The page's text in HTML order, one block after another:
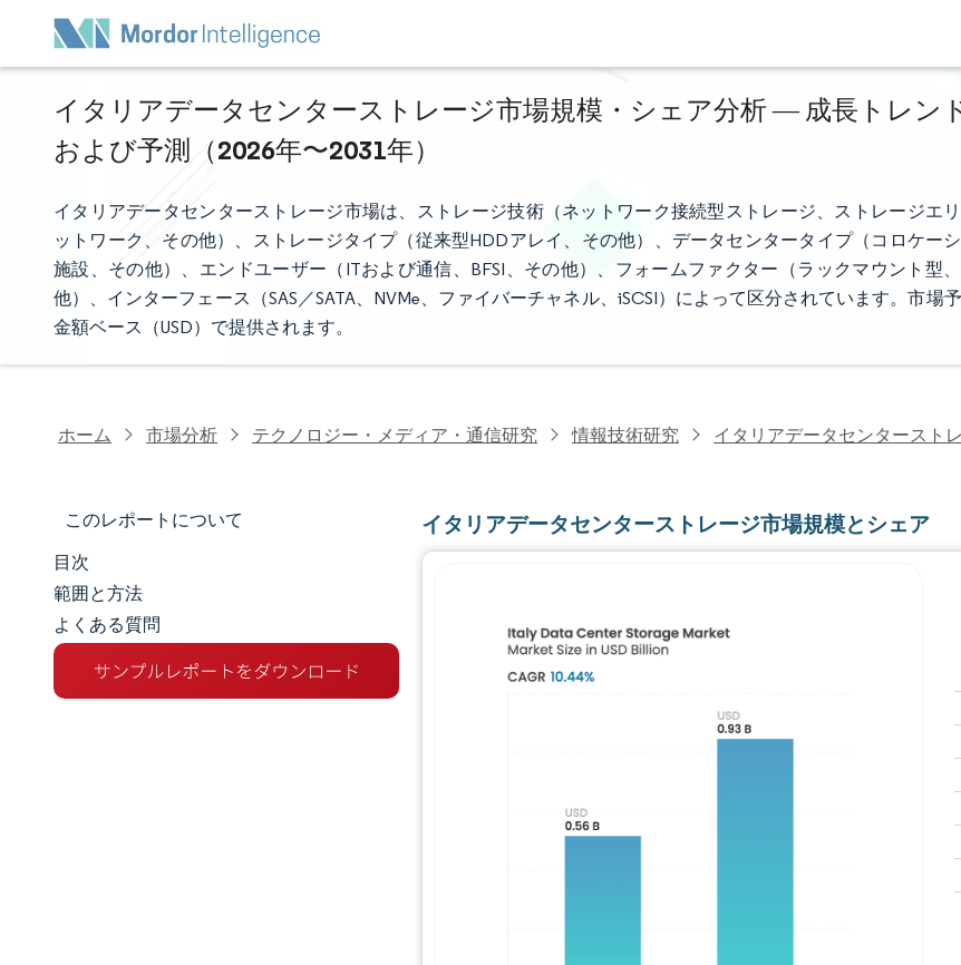
イタリアデータセンターストレージ市場規模・シェア分析 ― 成長トレン
および予測（2026年〜2031年）
イタリアデータセンターストレージ市場は、ストレージ技術（ネットワーク接続型ストレージ、ストレージエ
ットワーク、その他）、ストレージタイプ（従来型HDDアレイ、その他）、データセンタータイプ（コロケー
施設、その他）、エンドユーザー（ITおよび通信、BFSI、その他）、フォームファクター（ラックマウント型
他）、インターフェース（SAS／SATA、NVMe、ファイバーチャネル、iSCSI）によって区分されています。市場
金額ベース（USD）で提供されます。
ホーム 市場分析 テクノロジー・メディア・通信研究 情報技術研究 イタリアデータセンタースト
このレポートについて
市場規模とシェア
市場分析
トレンドとインサイト
目次
範囲と方法
よくある質問
イタリアデータセンターストレージ市場規模とシェア
画像 © Mordor Intelligence。再利用にはCC BY